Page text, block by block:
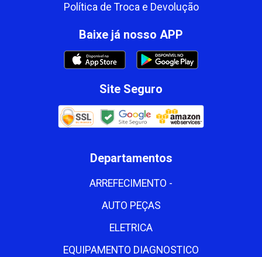
Política de Troca e Devolução
Baixe já nosso APP
Site Seguro
Departamentos
ARREFECIMENTO -
AUTO PEÇAS
ELETRICA
EQUIPAMENTO DIAGNOSTICO